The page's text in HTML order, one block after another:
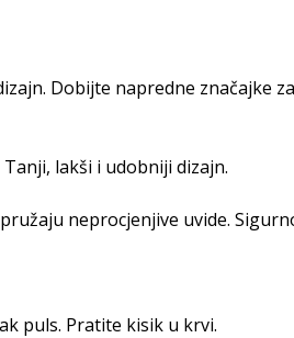
Dobijte napredne značajke
lakši i udobniji dizajn.
neprocjenjive uvide.
puls. Pratite kisik u krvi.